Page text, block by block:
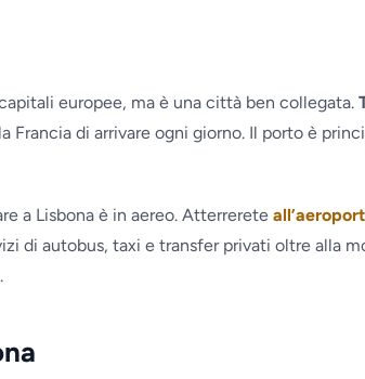
europee, ma è una città ben collegata.
Francia di arrivare ogni giorno. Il porto è
a Lisbona è in aereo. Atterrerete
di autobus, taxi e transfer privati oltre alla